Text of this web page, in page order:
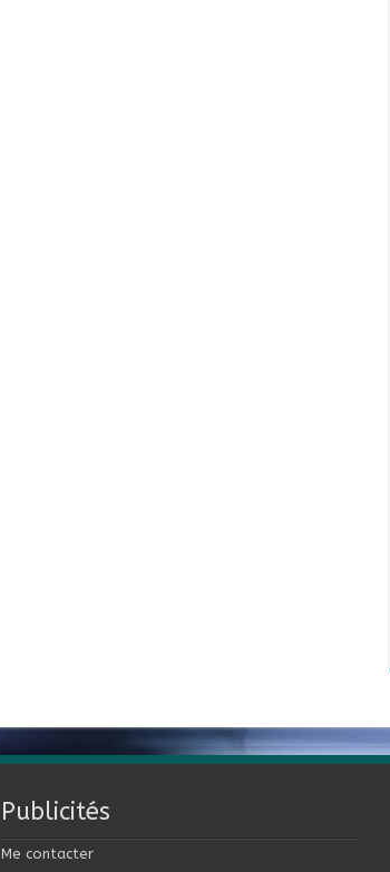
Publicités
Me contacter